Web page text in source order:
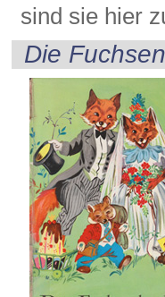
sind sie hier
Die